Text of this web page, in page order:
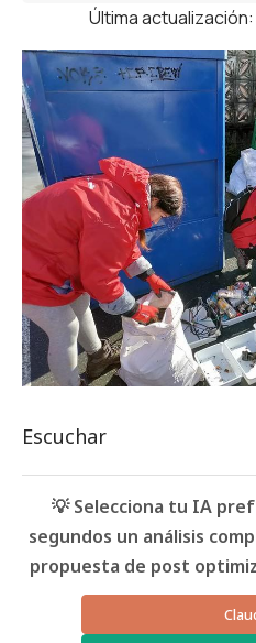
Última
Escuchar
💡 Selecciona tu IA
segundos un análisis
propuesta de post